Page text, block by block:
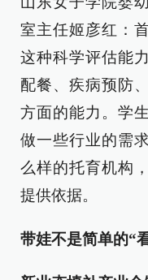
室主任姬彦红：
这种科学评估能
配餐、疾病预防
方面的能力。学
做一些行业的需
么样的托育机构
提供依据。
带娃不是简单的“